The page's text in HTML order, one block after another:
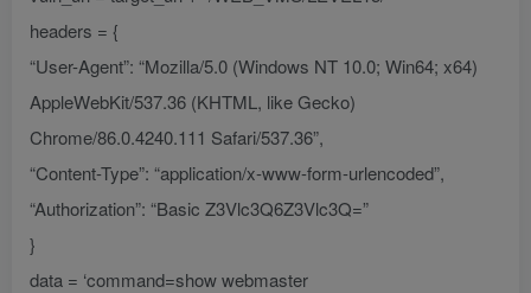
headers = {
“User-Agent”: “Mozilla/5.0 (Windows NT 10.0; Win64; x64)
AppleWebKit/537.36 (KHTML, like Gecko)
Chrome/86.0.4240.111 Safari/537.36”,
“Content-Type”: “application/x-www-form-urlencoded”,
“Authorization”: “Basic Z3Vlc3Q6Z3Vlc3Q=”
}
data = ‘command=show webmaster